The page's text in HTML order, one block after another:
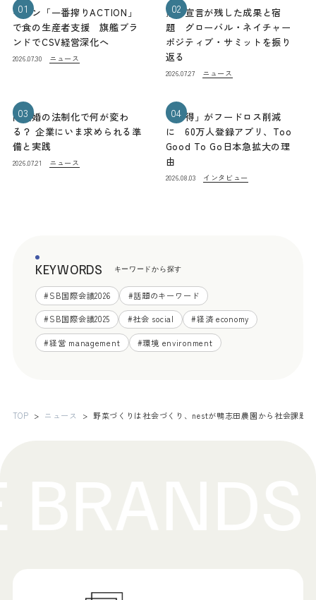
01
キリン「一番搾りACTION」
で食の生産者支援 旗艦ブラ
ンドでCSV経営深化へ
2026.07.30 ニュース
02
熊本宣言が残した成果と宿
題 グローバル・ネイチャー
ポジティブ・サミットを振り
返る
2026.07.27 ニュース
03
同性婚の法制化で何が変わ
る？ 企業にいま求められる準
備と実践
2026.07.21 ニュース
04
「お得」がフードロス削減
に 60万人登録アプリ、Too
Good To Go日本急拡大の理
由
2026.08.03 インタビュー
KEYWORDS キーワードから探す
#SB国際会議2026 #話題のキーワード
#SB国際会議2025 #社会 social #経済 economy
#経営 management #環境 environment
TOP ニュース 野菜づくりは社会づくり、nestが鴨志田農園から社会課題